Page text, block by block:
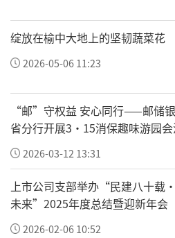
冷静下来，这些增速神
济体量本身不大的省。较
得高速增长。
不过无论如何，有进步
贺！
但中国的大盘，更多还是
领和驱动。
再看这些大省的表现，
分别为：
绽放在榆中大地上的坚韧蔬菜花
2026-05-06 11:23
“邮”守权益 安心同行——邮储
省分行开展3·15消保趣味游园
2026-03-12 13:31
上市公司支部举办“民建八十载
未来”2025年度总结暨迎新年会
2026-02-06 10:52